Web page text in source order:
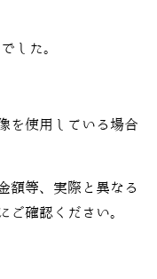
した。
を使用している場合
額等、実際と異なる
ご確認ください。